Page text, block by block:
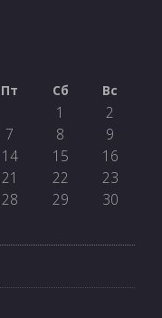
Пт Сб Вс
1
2
7 8
9
14 15
16
21 22
23
28 29
30